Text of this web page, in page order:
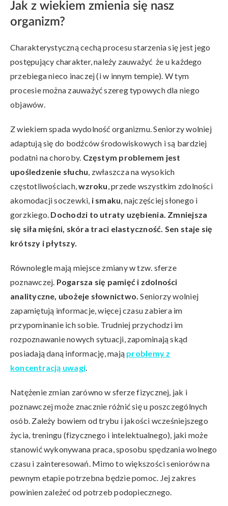
Jak z wiekiem zmienia się nasz
organizm?
Charakterystyczną cechą procesu starzenia się jest jego
postępujący charakter, należy zauważyć że u każdego
przebiega nieco inaczej (i w innym tempie). W tym
procesie można zauważyć szereg typowych dla niego
objawów.
Z wiekiem spada wydolność organizmu. Seniorzy wolniej
adaptują się do bodźców środowiskowych i są bardziej
podatni na choroby. Częstym problemem jest
upośledzenie słuchu, zwłaszcza na wysokich
częstotliwościach,wzroku, przede wszystkim zdolności
akomodacji soczewki, i smaku, najczęściej słonego i
gorzkiego. Dochodzi to utraty uzębienia. Zmniejsza
się siła mięśni, skóra traci elastyczność. Sen staje się
krótszy i płytszy.
Równolegle mają miejsce zmiany w tzw. sferze
poznawczej. Pogarsza się pamięć i zdolności
analityczne, ubożeje słownictwo. Seniorzy wolniej
zapamiętują informacje, więcej czasu zabiera im
przypominanie ich sobie. Trudniej przychodzi im
rozpoznawanie nowych sytuacji, zapominają skąd
posiadają daną informację, mają problemy z
koncentracją uwagi.
Natężenie zmian zarówno w sferze fizycznej, jak i
poznawczej może znacznie różnić się u poszczególnych
osób. Zależy bowiem od trybu i jakości wcześniejszego
życia, treningu (fizycznego i intelektualnego), jaki może
stanowić wykonywana praca, sposobu spędzania wolnego
czasu i zainteresowań. Mimo to większości seniorów na
pewnym etapie potrzebna będzie pomoc. Jej zakres
powinien zależeć od potrzeb podopiecznego.